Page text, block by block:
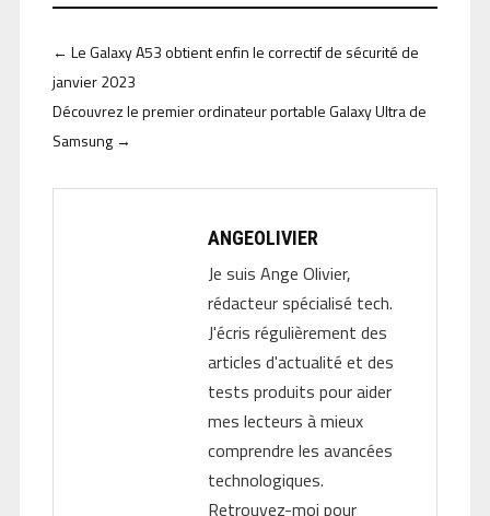
← Le Galaxy A53 obtient enfin le correctif de sécurité de
janvier 2023
Découvrez le premier ordinateur portable Galaxy Ultra de
Samsung→
ANGEOLIVIER
Je suis Ange Olivier,
rédacteur spécialisé tech.
J'écris régulièrement des
articles d'actualité et des
tests produits pour aider
mes lecteurs à mieux
comprendre les avancées
technologiques.
Retrouvez-moi pour